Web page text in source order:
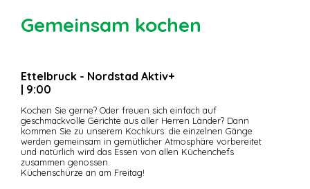
Gemeinsam kochen
Ettelbruck - Nordstad Aktiv+
| 9:00
Kochen Sie gerne? Oder freuen sich einfach auf
geschmackvolle Gerichte aus aller Herren Länder? Dann
kommen Sie zu unserem Kochkurs: die einzelnen Gänge
werden gemeinsam in gemütlicher Atmosphäre vorbereitet
und natürlich wird das Essen von allen Küchenchefs
zusammen genossen.
Küchenschürze an am Freitag!